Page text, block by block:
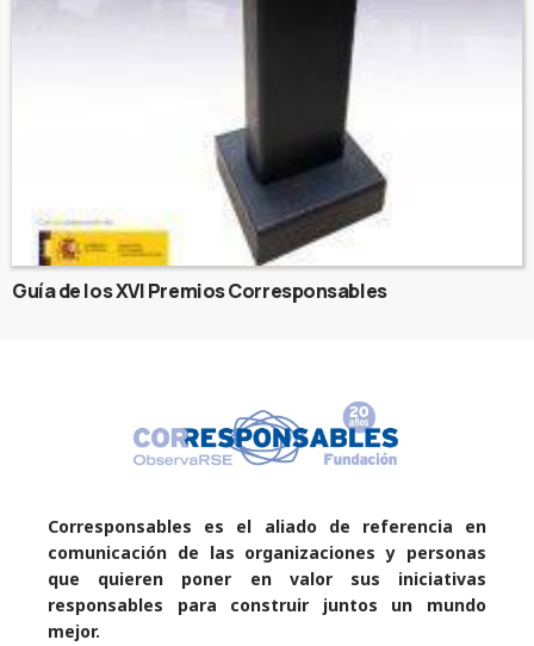
Guía de los XVI Premios Corresponsables
Corresponsables es el aliado de referencia en
comunicación de las organizaciones y personas
que quieren poner en valor sus iniciativas
responsables para construir juntos un mundo
mejor.